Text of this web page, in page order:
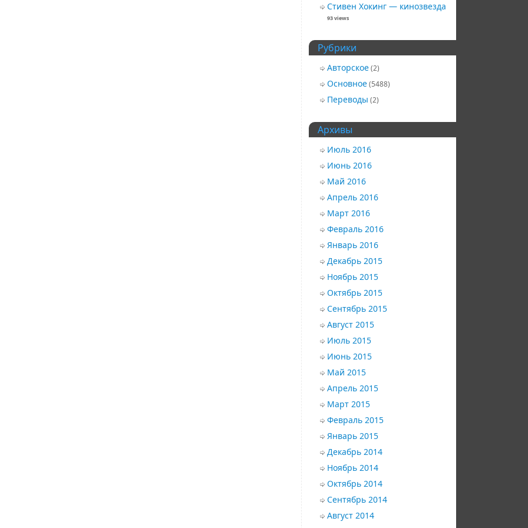
Стивен Хокинг — кинозвезда
93 views
Рубрики
Авторское(2)
Основное(5488)
Переводы (2)
Архивы
Июль 2016
Июнь 2016
Май 2016
Апрель 2016
Март 2016
Февраль 2016
Январь 2016
Декабрь 2015
Ноябрь 2015
Октябрь 2015
Сентябрь 2015
Август 2015
Июль 2015
Июнь 2015
Май 2015
Апрель 2015
Март 2015
Февраль 2015
Январь 2015
Декабрь 2014
Ноябрь 2014
Октябрь 2014
Сентябрь 2014
Август 2014